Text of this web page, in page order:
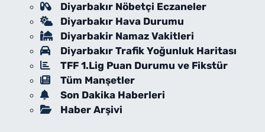
Diyarbakır Nöbetçi Eczaneler
Diyarbakır Hava Durumu
Diyarbakir Namaz Vakitleri
Diyarbakır Trafik Yoğunluk Haritası
TFF 1.Lig Puan Durumu ve Fikstür
Tüm Manşetler
Son Dakika Haberleri
Haber Arşivi